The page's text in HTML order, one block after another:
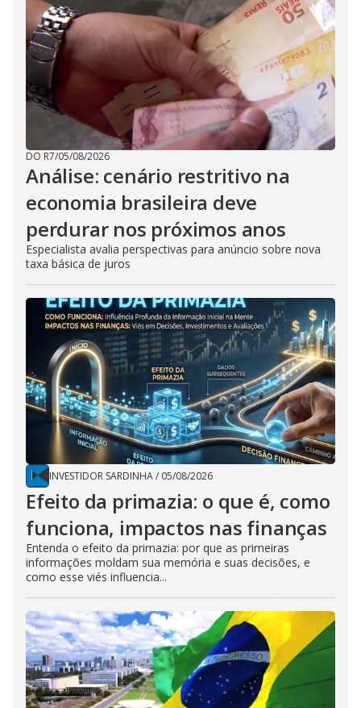
DO R7/05/08/2026
Análise: cenário restritivo na
economia brasileira deve
perdurar nos próximos anos
Especialista avalia perspectivas para anúncio sobre nova
taxa básica de juros
INVESTIDOR SARDINHA/ 05/08/2026
Efeito da primazia: o que é, como
funciona, impactos nas finanças
Entenda o efeito da primazia: por que as primeiras
informações moldam sua memória e suas decisões, e
como esse viés influencia...